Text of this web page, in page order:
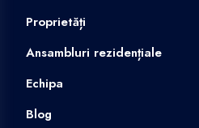
Proprietăți
Ansambluri rezidențiale
Echipa
Blog